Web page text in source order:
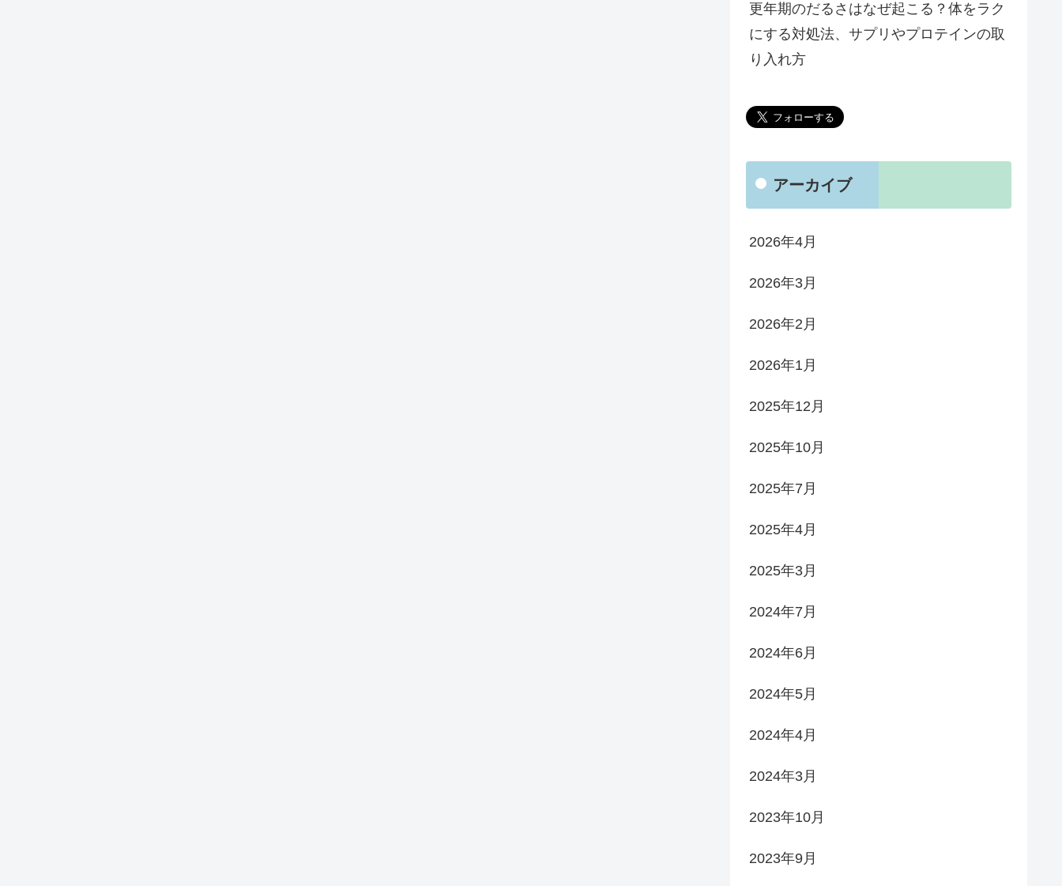
更年期のだるさはなぜ起こる？体をラク
にする対処法、サプリやプロテインの取
り入れ方
アーカイブ
2026年4月
2026年3月
2026年2月
2026年1月
2025年12月
2025年10月
2025年7月
2025年4月
2025年3月
2024年7月
2024年6月
2024年5月
2024年4月
2024年3月
2023年10月
2023年9月